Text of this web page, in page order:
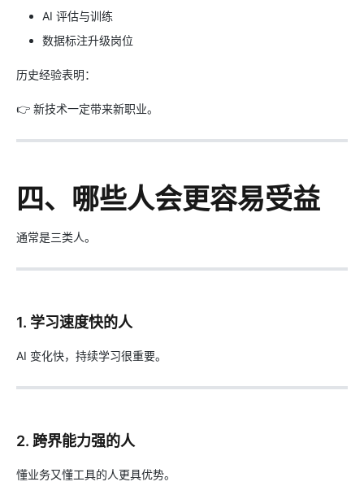
AI 评估与训练
数据标注升级岗位
历史经验表明：
👉 新技术一定带来新职业。
四、哪些人会更容易受益
通常是三类人。
1. 学习速度快的人
AI 变化快，持续学习很重要。
2. 跨界能力强的人
懂业务又懂工具的人更具优势。